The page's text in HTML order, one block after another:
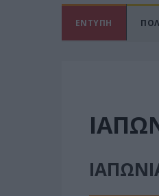
ΕΝΤΥΠΗ